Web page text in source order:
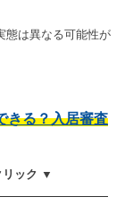
態は異なる可能性が
きる？入居審査
リック ▼